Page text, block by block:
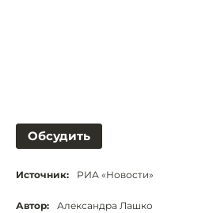
Обсудить
Источник: РИА «Новости»
Автор: Александра Лашко